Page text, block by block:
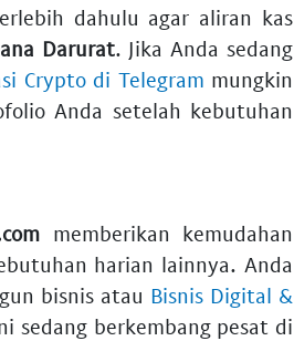
dahulu agar aliran kas
Darurat. Jika Anda sedang
Crypto di Telegram mungkin
Anda setelah kebutuhan
memberikan kemudahan
harian lainnya. Anda
bisnis atau Bisnis Digital &
sedang berkembang pesat di